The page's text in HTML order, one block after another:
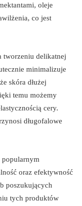
oleje
co jest
tworzeniu delikatnej
minimalizuje
skóra dłużej
temu możemy
cery.
długofalowe
popularnym
oraz efektywność
poszukujących
tych produktów